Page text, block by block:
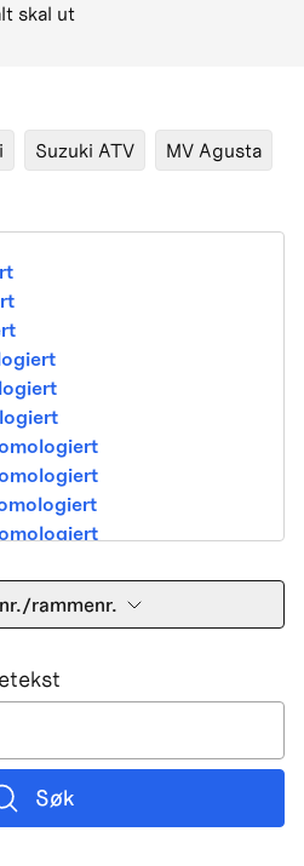
skal ut
Suzuki ATV
MV Agusta
Legal
Legal
homologated b390b
Legal
rammenr.
Søk